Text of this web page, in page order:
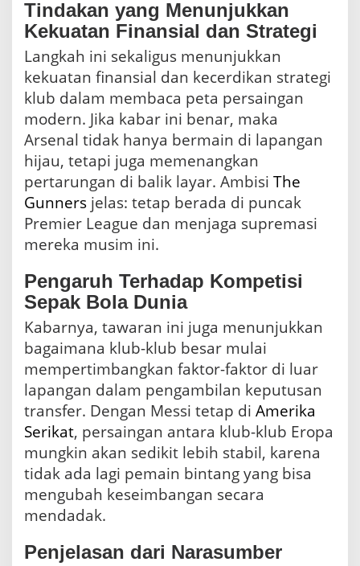
Tindakan yang Menunjukkan
Kekuatan Finansial dan Strategi
Langkah ini sekaligus menunjukkan
kekuatan finansial dan kecerdikan strategi
klub dalam membaca peta persaingan
modern. Jika kabar ini benar, maka
Arsenal tidak hanya bermain di lapangan
hijau, tetapi juga memenangkan
pertarungan di balik layar. Ambisi The
Gunners jelas: tetap berada di puncak
Premier League dan menjaga supremasi
mereka musim ini.
Pengaruh Terhadap Kompetisi
Sepak Bola Dunia
Kabarnya, tawaran ini juga menunjukkan
bagaimana klub-klub besar mulai
mempertimbangkan faktor-faktor di luar
lapangan dalam pengambilan keputusan
transfer. Dengan Messi tetap di Amerika
Serikat, persaingan antara klub-klub Eropa
mungkin akan sedikit lebih stabil, karena
tidak ada lagi pemain bintang yang bisa
mengubah keseimbangan secara
mendadak.
Penjelasan dari Narasumber